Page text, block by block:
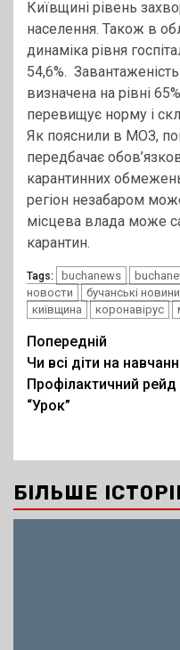
Київщині рівень
населення. Також в
динаміка рівня
54,6%.
визначена на рівні
перевищує норму і
Як пояснили в МОЗ,
передбачає
карантинних
регіон незабаром
місцева влада може
карантин.
Tags: buchanews
новости
бучанські новини
київщина
коронавірус
Post
navigation
Попередній
Чи всі діти на
Профілактичний рейд
“Урок”
БІЛЬШЕ